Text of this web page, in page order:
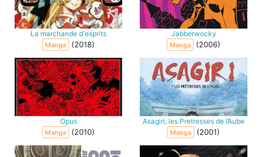
La marchande d'esprits
Manga (2018)
Jabberwocky
Manga (2006)
Opus
Manga (2010)
Asagiri, les Pretresses de l’Aube
Manga (2001)